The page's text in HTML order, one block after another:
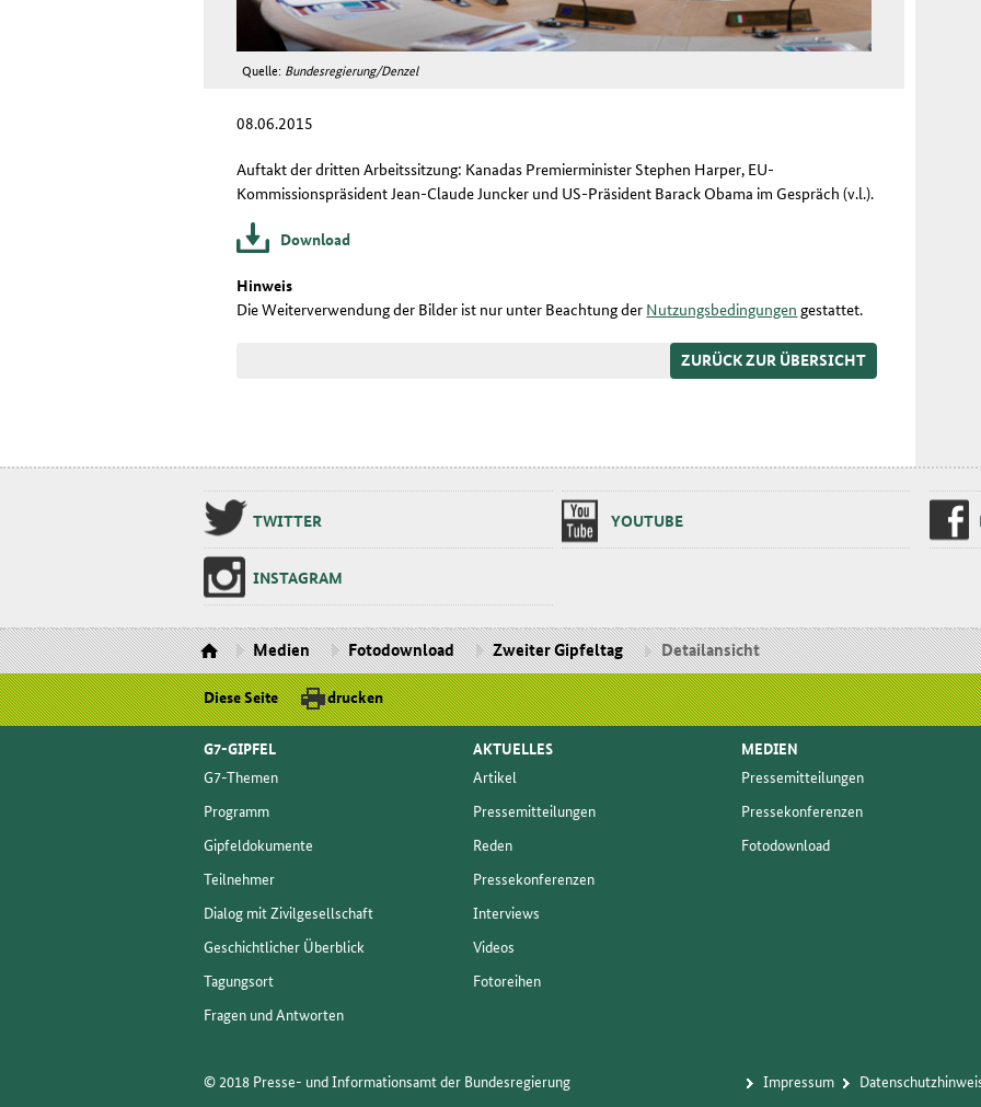
Quelle: Bundesregierung/Denzel
08.06.2015
Auftakt der dritten Arbeitssitzung: Kanadas Premierminister Stephen Harper, EU-
Kommissionspräsident Jean-Claude Juncker und US-Präsident Barack Obama im Gespräch (v.l.).
Download
Hinweis
Die Weiterverwendung der Bilder ist nur unter Beachtung der Nutzungsbedingungen gestattet.
ZURÜCK ZUR ÜBERSICHT
TWIT­TER YOU­TU­BE
INS­TA­GRAM
Medien Fotodownload Zweiter Gipfeltag Detailansicht
Diese Seite drucken
G7-GIPFEL
G7-The­men
Pro­gramm
Gip­fel­do­ku­men­te
Teil­neh­mer
Dia­log mit Zi­vil­ge­sell­schaft
Ge­schicht­li­cher Über­blick
Ta­gungs­ort
Fra­gen und Ant­wor­ten
AKTUELLES
Ar­ti­kel
Pres­se­mit­tei­lun­gen
Re­den
Pres­se­kon­fe­ren­zen
In­ter­views
Vi­deos
Fo­to­rei­hen
MEDIEN
Pres­se­mit­tei­lun­gen
Pres­se­kon­fe­ren­zen
Fo­to­dow­n­load
© 2018 Presse- und Informationsamt der Bundesregierung Im­pres­s­um